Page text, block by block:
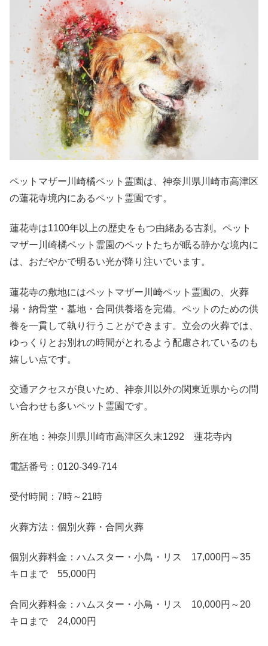
ペットマザー川崎橘ペット霊園は、神奈川県川崎市高津区
の蓮花寺境内にあるペット霊園です。
蓮花寺は1100年以上の歴史をもつ由緒ある古刹。ペット
マザー川崎橘ペット霊園のペットたちが眠る静かな境内に
は、おだやかで明るい光が降り注いでいます。
蓮花寺の敷地にはペットマザー川崎ペット霊園の、火葬
場・納骨堂・墓地・合同供養塔を完備。ペットのための供
養を一貫して執り行うことができます。立会の火葬では、
ゆっくりとお別れの時間がとれるよう配慮されているのも
嬉しい点です。
交通アクセスが良いため、神奈川以外の関東近県からの問
い合わせも多いペット霊園です。
所在地：神奈川県川崎市高津区久末1292 蓮花寺内
電話番号：0120-349-714
受付時間：7時～21時
火葬方法：個別火葬・合同火葬
個別火葬料金：ハムスター・小鳥・リス 17,000円～35
キロまで 55,000円
合同火葬料金：ハムスター・小鳥・リス 10,000円～20
キロまで 24,000円